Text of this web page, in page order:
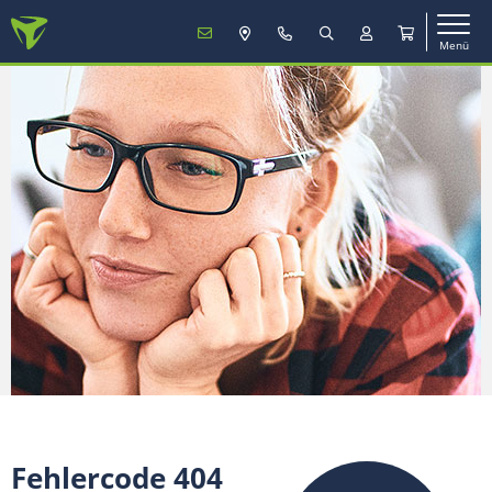
Menü
MENÜ
Mobilfunk
TV & Internet
Service
Mein Konto
Vertrag verlängern
Fehlercode 404